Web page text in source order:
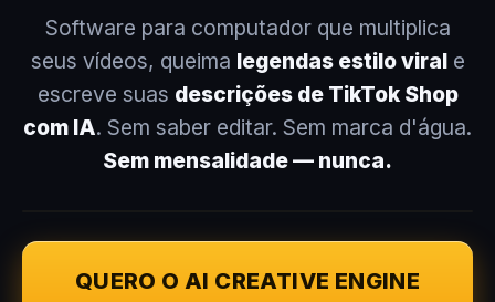
Software para computador que multiplica
seus vídeos, queima legendas estilo virale
escreve suas descrições de TikTok Shop
com IA. Sem saber editar. Sem marca d'água.
Sem mensalidade — nunca.
QUERO O AI CREATIVE ENGINE